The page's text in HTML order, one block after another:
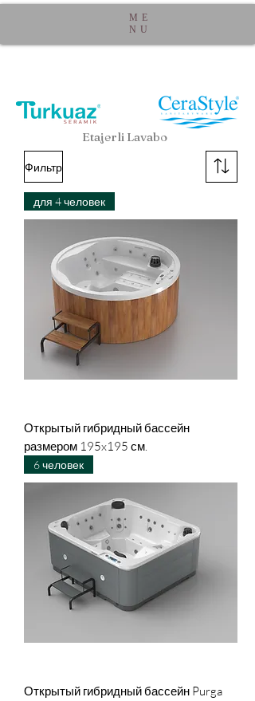
ME
NU
Etajerli Lavabo
Фильтр
для 4 человек
Открытый гибридный бассейн
размером 195x195 см.
6 человек
Открытый гибридный бассейн Purga